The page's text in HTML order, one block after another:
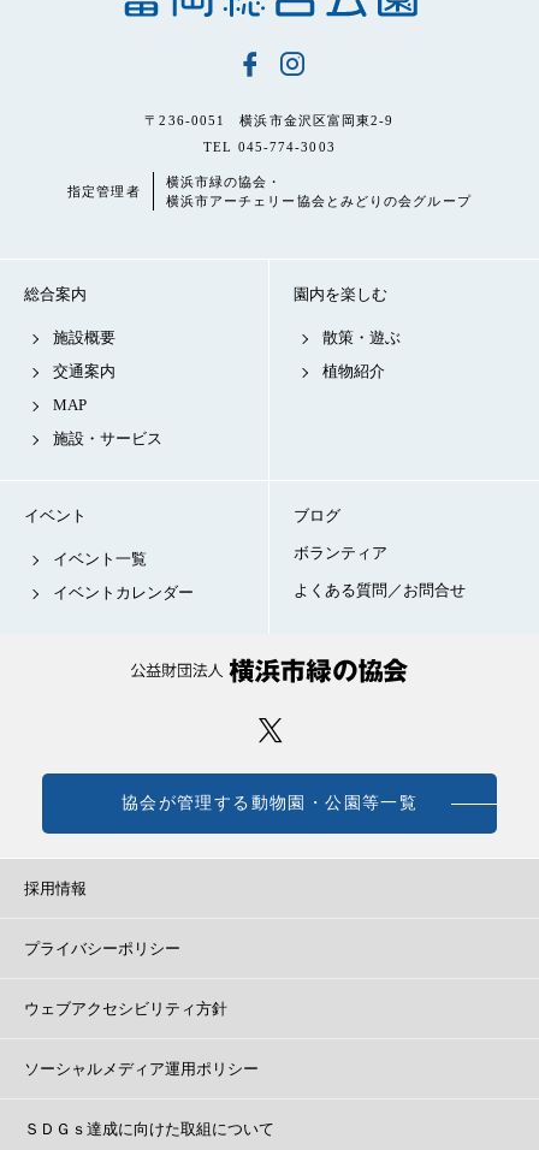
〒236-0051 横浜市金沢区富岡東2-9
TEL 045-774-3003
指定管理者
横浜市緑の協会・
横浜市アーチェリー協会とみどりの会グループ
総合案内
施設概要
交通案内
MAP
施設・サービス
園内を楽しむ
散策・遊ぶ
植物紹介
イベント
イベント一覧
イベントカレンダー
ブログ
ボランティア
よくある質問／お問合せ
協会が管理する動物園・公園等一覧
採用情報
プライバシーポリシー
ウェブアクセシビリティ方針
ソーシャルメディア運用ポリシー
ＳＤＧｓ達成に向けた取組について